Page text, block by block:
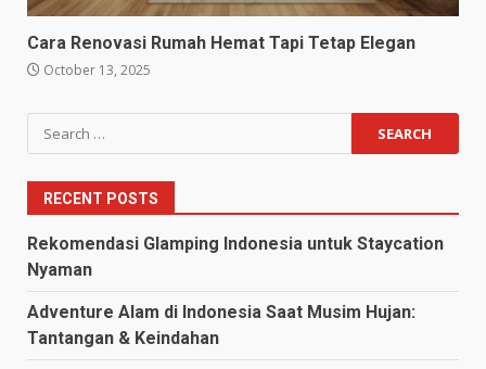
Cara Renovasi Rumah Hemat Tapi Tetap Elegan
October 13, 2025
Search
for:
RECENT POSTS
Rekomendasi Glamping Indonesia untuk Staycation
Nyaman
Adventure Alam di Indonesia Saat Musim Hujan:
Tantangan & Keindahan